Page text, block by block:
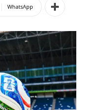
WhatsApp